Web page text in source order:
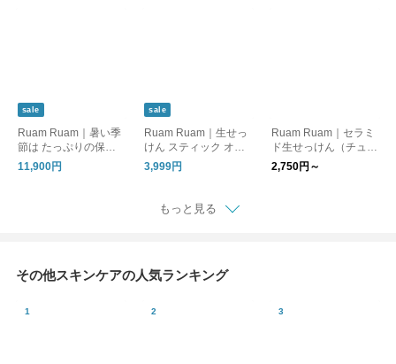
sale
Ruam Ruam｜暑い季
節は たっぷりの保湿
を、簡単に。オールイ
ンワン美容乳液｜SU
11,900円
sale
Ruam Ruam｜生せっ
けん スティック オリ
ジナル 2本セット｜su
stainable outlet
3,999円
Ruam Ruam｜セラミ
ド生せっけん（チュー
ブ）
2,750円～
もっと見る
その他スキンケアの人気ランキング